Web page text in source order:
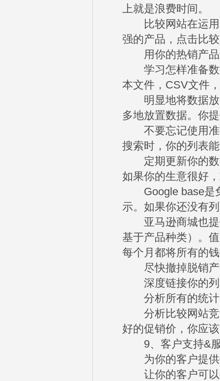
上就是浪费时间。
比较网站在运用
强的产品，点击比
用你的热销产品
学习怎样准备数
本文件，CSV文件
明显地将数据放
多地放置数据。你
不要忘记使用准
搜索时，你的列表
定期更新你的数
如果你的生意很好
Google base是免
示。如果你还没有
亚马逊商城也提
基于产品种类）。
每个月都将所有的
尽快撤掉脱销产
深度链接你的列
分析所有的统计
分析比较网站竞
好的促销价，你应
9、客户支持&
为你的客户提供
让你的客户可以